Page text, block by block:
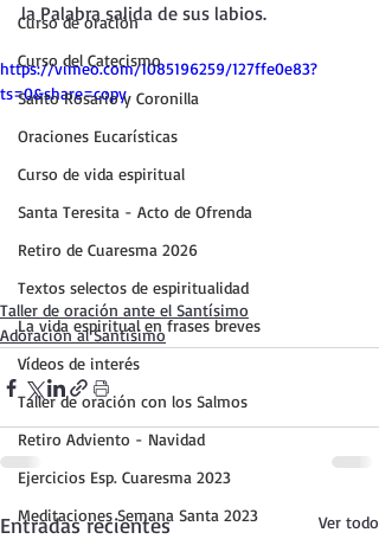
Curso de oración
Curso del Catecismo
Santo Rosario y Coronilla
Oraciones Eucarísticas
Curso de vida espiritual
Santa Teresita - Acto de Ofrenda
Retiro de Cuaresma 2026
Textos selectos de espiritualidad
La vida espiritual en frases breves
Vídeos de interés
Taller de oración con los Salmos
Retiro Adviento - Navidad
Ejercicios Esp. Cuaresma 2023
Meditaciones Semana Santa 2023
la Palabra salida de sus labios.
https://vimeo.com/1085196259/127ffe0e83?
ts=0&share=copy
Taller de oración ante el Santísimo
Adoración al Santísimo
Entradas recientes Ver todo